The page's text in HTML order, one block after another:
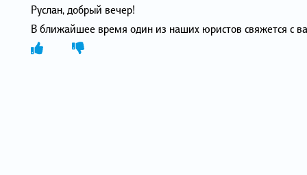
Руслан, добрый вечер!
В ближайшее время один из наших юристов свяжется с